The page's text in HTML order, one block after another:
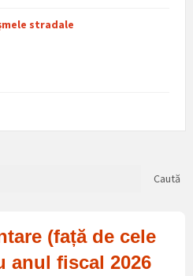
stradale
Caută
(față de cele
anul fiscal 2026